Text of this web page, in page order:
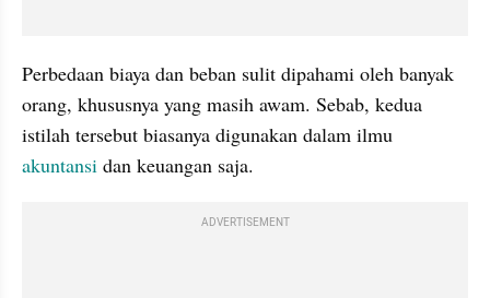
Perbedaan biaya dan beban sulit dipahami oleh banyak
orang, khususnya yang masih awam. Sebab, kedua
akuntansi dan keuangan saja.
ADVERTISEMENT